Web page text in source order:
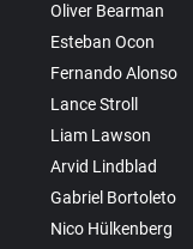
Oliver Bearman
Esteban Ocon
Fernando Alonso
Lance Stroll
Liam Lawson
Arvid Lindblad
Gabriel Bortoleto
Nico Hülkenberg